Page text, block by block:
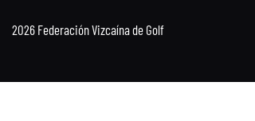
2026 Federación Vizcaína de Golf